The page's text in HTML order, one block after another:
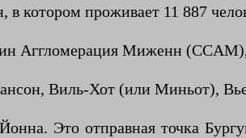
котором проживает 11 887
Аггломерация Миженн
Виль-Хот (или Миньот),
Это отправная точка